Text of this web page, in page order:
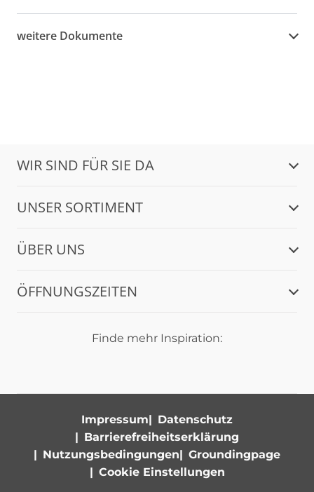
weitere Dokumente
WIR SIND FÜR SIE DA
UNSER SORTIMENT
ÜBER UNS
ÖFFNUNGSZEITEN
Finde mehr Inspiration:
Impressum
Datenschutz
Barrierefreiheitserklärung
Nutzungsbedingungen
Groundingpage
Cookie Einstellungen